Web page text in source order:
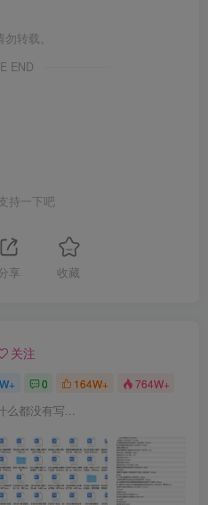
转载。
END
持一下吧
享 收藏
关注
0 164W+ 764W+
么都没有写...